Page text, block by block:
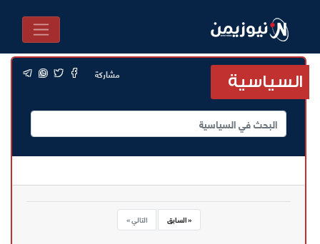
السياسية مشاركة
« السابق التالي »